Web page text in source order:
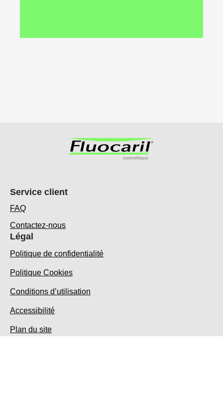
Service client
FAQ
Contactez-nous
Légal
Politique de confidentialité
Politique Cookies
Conditions d’utilisation
Accessibilité
Plan du site